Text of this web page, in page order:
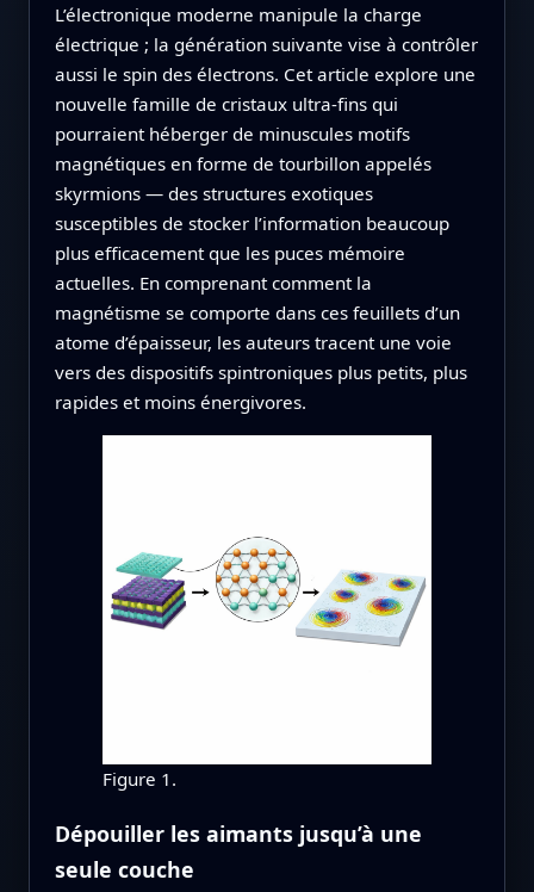
L’électronique moderne manipule la charge
électrique ; la génération suivante vise à contrôler
aussi le spin des électrons. Cet article explore une
nouvelle famille de cristaux ultra‑fins qui
pourraient héberger de minuscules motifs
magnétiques en forme de tourbillon appelés
skyrmions — des structures exotiques
susceptibles de stocker l’information beaucoup
plus efficacement que les puces mémoire
actuelles. En comprenant comment la
magnétisme se comporte dans ces feuillets d’un
atome d’épaisseur, les auteurs tracent une voie
vers des dispositifs spintroniques plus petits, plus
rapides et moins énergivores.
Figure 1.
Dépouiller les aimants jusqu’à une
seule couche